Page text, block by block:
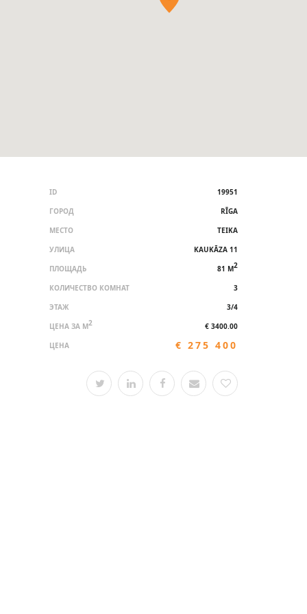
ID
19951
ГОРОД
RĪGA
МЕСТО
TEIKA
УЛИЦА
KAUKĀZA 11
ПЛОЩАДЬ
81 M2
КОЛИЧЕСТВО КОМНАТ
3
ЭТАЖ
3/4
ЦЕНА ЗА M2
€ 3400.00
ЦЕНА
€ 275 400